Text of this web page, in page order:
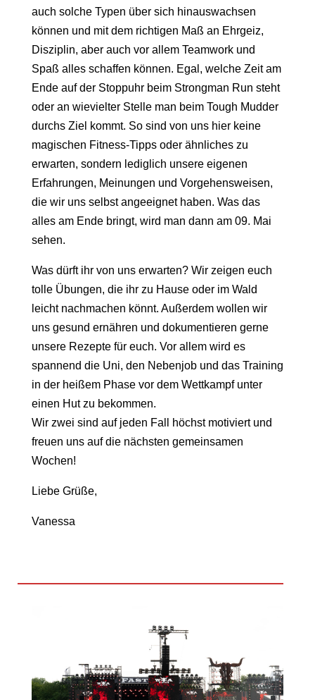
auch solche Typen über sich hinauswachsen
können und mit dem richtigen Maß an Ehrgeiz,
Disziplin, aber auch vor allem Teamwork und
Spaß alles schaffen können. Egal, welche Zeit am
Ende auf der Stoppuhr beim Strongman Run steht
oder an wievielter Stelle man beim Tough Mudder
durchs Ziel kommt. So sind von uns hier keine
magischen Fitness-Tipps oder ähnliches zu
erwarten, sondern lediglich unsere eigenen
Erfahrungen, Meinungen und Vorgehensweisen,
die wir uns selbst angeeignet haben. Was das
alles am Ende bringt, wird man dann am 09. Mai
sehen.
Was dürft ihr von uns erwarten? Wir zeigen euch
tolle Übungen, die ihr zu Hause oder im Wald
leicht nachmachen könnt. Außerdem wollen wir
uns gesund ernähren und dokumentieren gerne
unsere Rezepte für euch. Vor allem wird es
spannend die Uni, den Nebenjob und das Training
in der heißem Phase vor dem Wettkampf unter
einen Hut zu bekommen.
Wir zwei sind auf jeden Fall höchst motiviert und
freuen uns auf die nächsten gemeinsamen
Wochen!
Liebe Grüße,
Vanessa